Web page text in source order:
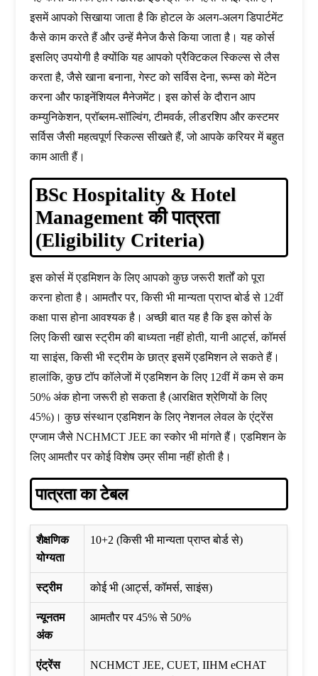
इसमें आपको सिखाया जाता है कि होटल के अलग-अलग डिपार्टमेंट
कैसे काम करते हैं और उन्हें मैनेज कैसे किया जाता है। यह कोर्स
इसलिए उपयोगी है क्योंकि यह आपको प्रैक्टिकल स्किल्स से लैस
करता है, जैसे खाना बनाना, गेस्ट को सर्विस देना, रूम्स को मेंटेन
करना और फाइनेंशियल मैनेजमेंट। इस कोर्स के दौरान आप
कम्युनिकेशन, प्रॉब्लम-सॉल्विंग, टीमवर्क, लीडरशिप और कस्टमर
सर्विस जैसी महत्वपूर्ण स्किल्स सीखते हैं, जो आपके करियर में बहुत
काम आती हैं।
BSc Hospitality & Hotel
Management की पात्रता
(Eligibility Criteria)
इस कोर्स में एडमिशन के लिए आपको कुछ जरूरी शर्तों को पूरा
करना होता है। आमतौर पर, किसी भी मान्यता प्राप्त बोर्ड से 12वीं
कक्षा पास होना आवश्यक है। अच्छी बात यह है कि इस कोर्स के
लिए किसी खास स्ट्रीम की बाध्यता नहीं होती, यानी आर्ट्स, कॉमर्स
या साइंस, किसी भी स्ट्रीम के छात्र इसमें एडमिशन ले सकते हैं।
हालांकि, कुछ टॉप कॉलेजों में एडमिशन के लिए 12वीं में कम से कम
50% अंक होना जरूरी हो सकता है (आरक्षित श्रेणियों के लिए
45%)। कुछ संस्थान एडमिशन के लिए नेशनल लेवल के एंट्रेंस
एग्जाम जैसे NCHMCT JEE का स्कोर भी मांगते हैं। एडमिशन के
लिए आमतौर पर कोई विशेष उम्र सीमा नहीं होती है।
पात्रता का टेबल
शैक्षणिक
योग्यता
10+2 (किसी भी मान्यता प्राप्त बोर्ड से)
स्ट्रीम कोई भी (आर्ट्स, कॉमर्स, साइंस)
न्यूनतम
अंक
आमतौर पर 45% से 50%
एंट्रेंस
NCHMCT JEE, CUET, IIHM eCHAT